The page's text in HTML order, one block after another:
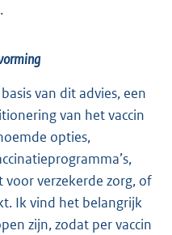
van dit advies, een
van het vaccin
opties,
verzekerde zorg, of
Ik vind het belangrijk
zijn, zodat per vaccin